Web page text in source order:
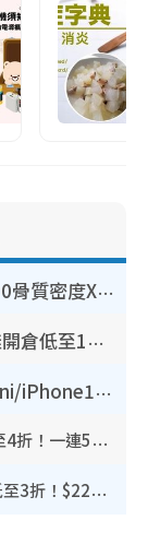
港大推賽馬會強化骨骼計劃！$100骨質密度X光檢查 完成免費運動訓練送超市禮券！附參加資格
開倉優惠 | 尖沙咀海港城名牌波鞋開倉低至1折！On鞋$899起／Joy&Peace鞋履$98起
豐澤優惠勁減低至44折！Mac mini/iPhone17Pro大減價！廚房家電$220起
開倉優惠｜尖沙咀名牌行李箱開倉低至4折！一連5日 American Tourister/ace./Hallmark $200起！
廚具開倉｜特福Tefal廚具/家電開倉低至3折！$220起買平底鍋/炒鑊/湯煲！電飯煲/吸塵機/燙斗$418起